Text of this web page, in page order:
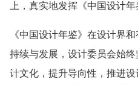
上，真实地发挥《中国设计
《中国设计年鉴》在设计界
持续与发展，设计委员会始
计文化，提升导向性，推进